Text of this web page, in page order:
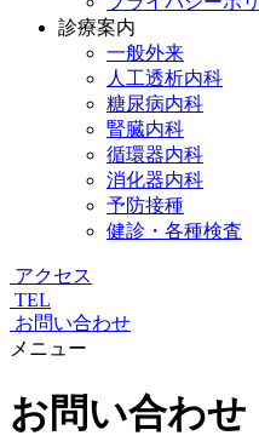
診療案内
一般外来
人工透析内科
糖尿病内科
腎臓内科
循環器内科
消化器内科
予防接種
健診・各種検査
アクセス
TEL
お問い合わせ
メニュー
お問い合わせ